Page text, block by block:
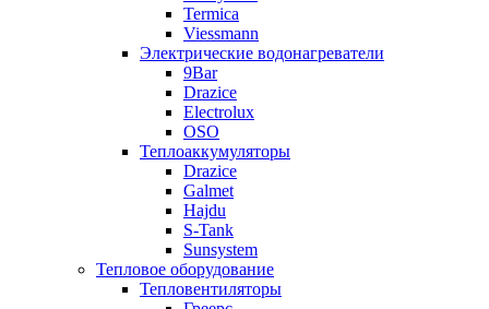
Termica
Viessmann
Электрические водонагреватели
9Bar
Drazice
Electrolux
OSO
Теплоаккумуляторы
Drazice
Galmet
Hajdu
S-Tank
Sunsystem
Тепловое оборудование
Тепловентиляторы